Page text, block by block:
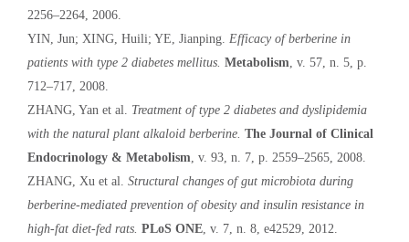
2256–2264, 2006.
YIN, Jun; XING, Huili; YE, Jianping. Efficacy of berberine in
patients with type 2 diabetes mellitus. Metabolism, v. 57, n. 5, p.
712–717, 2008.
ZHANG, Yan et al. Treatment of type 2 diabetes and dyslipidemia
with the natural plant alkaloid berberine. The Journal of Clinical
Endocrinology & Metabolism, v. 93, n. 7, p. 2559–2565, 2008.
ZHANG, Xu et al. Structural changes of gut microbiota during
berberine-mediated prevention of obesity and insulin resistance in
high-fat diet-fed rats. PLoS ONE, v. 7, n. 8, e42529, 2012.